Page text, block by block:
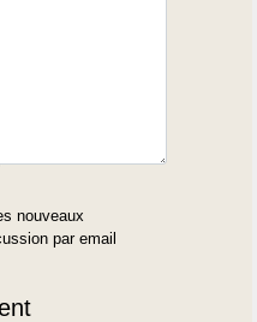
nouveaux
par email